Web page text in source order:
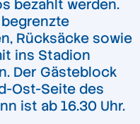
bezahlt werden.
Rücksäcke sowie
ins Stadion
Der Gästeblock
Ost-Seite des
ist ab 16.30 Uhr.